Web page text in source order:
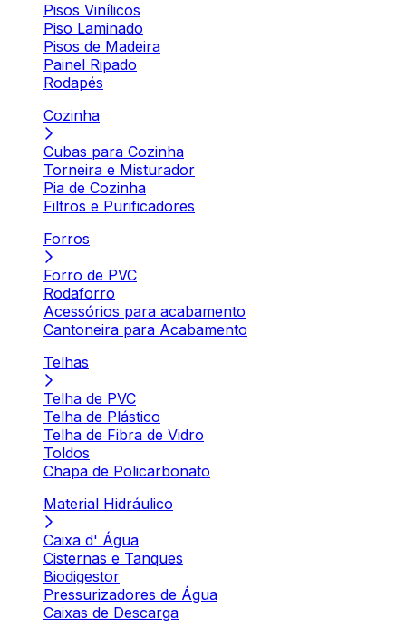
Pisos Vinílicos
Piso Laminado
Pisos de Madeira
Painel Ripado
Rodapés
Cozinha
Cubas para Cozinha
Torneira e Misturador
Pia de Cozinha
Filtros e Purificadores
Forros
Forro de PVC
Rodaforro
Acessórios para acabamento
Cantoneira para Acabamento
Telhas
Telha de PVC
Telha de Plástico
Telha de Fibra de Vidro
Toldos
Chapa de Policarbonato
Material Hidráulico
Caixa d' Água
Cisternas e Tanques
Biodigestor
Pressurizadores de Água
Caixas de Descarga